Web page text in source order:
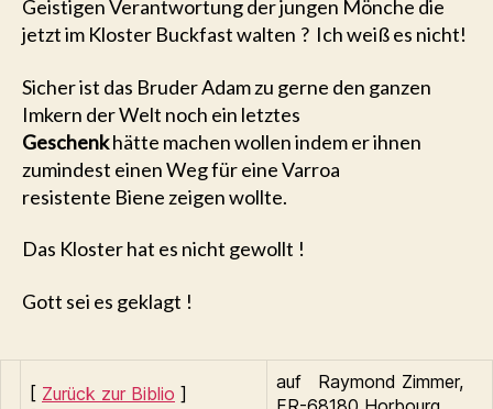
Geistigen Verantwortung der jungen Mönche die
jetzt im Kloster Buckfast walten ? Ich weiß es nicht!
Sicher ist das Bruder Adam zu gerne den ganzen
Imkern der Welt noch ein letztes
Geschenkhätte machen wollen indem er ihnen
zumindest einen Weg für eine Varroa
resistente Biene zeigen wollte.
Das Kloster hat es nicht gewollt !
Gott sei es geklagt !
[ Zurück zur Biblio ]
auf Raymond Zimmer,